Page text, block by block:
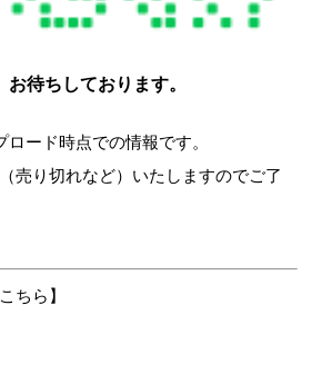
待ちしております。
ード時点での情報です。
売り切れなど）いたしますのでご了
ちら】